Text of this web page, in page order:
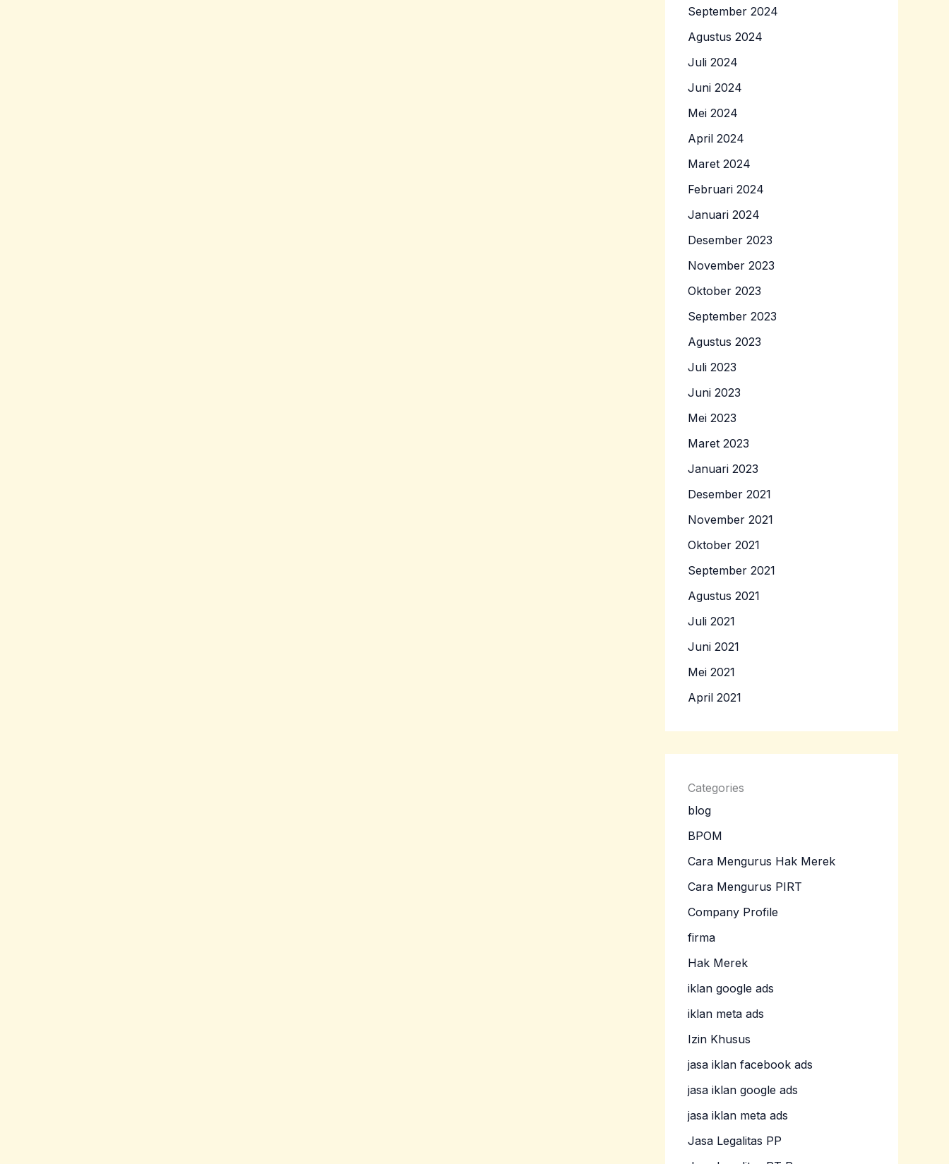
September 2024
Agustus 2024
Juli 2024
Juni 2024
Mei 2024
April 2024
Maret 2024
Februari 2024
Januari 2024
Desember 2023
November 2023
Oktober 2023
September 2023
Agustus 2023
Juli 2023
Juni 2023
Mei 2023
Maret 2023
Januari 2023
Desember 2021
November 2021
Oktober 2021
September 2021
Agustus 2021
Juli 2021
Juni 2021
Mei 2021
April 2021
Categories
blog
BPOM
Cara Mengurus Hak Merek
Cara Mengurus PIRT
Company Profile
firma
Hak Merek
iklan google ads
iklan meta ads
Izin Khusus
jasa iklan facebook ads
jasa iklan google ads
jasa iklan meta ads
Jasa Legalitas PP